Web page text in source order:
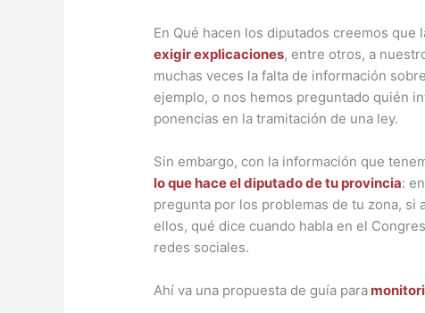
En Qué hacen los diputados creemos que
exigir explicaciones, entre otros, a
muchas veces la falta de información
ejemplo, o nos hemos preguntado quién
ponencias en la tramitación de una ley.
Sin embargo, con la información que
lo que hace el diputado de tu provincia:
pregunta por los problemas de tu zona, si
ellos, qué dice cuando habla en el
redes sociales.
Ahí va una propuesta de guía para